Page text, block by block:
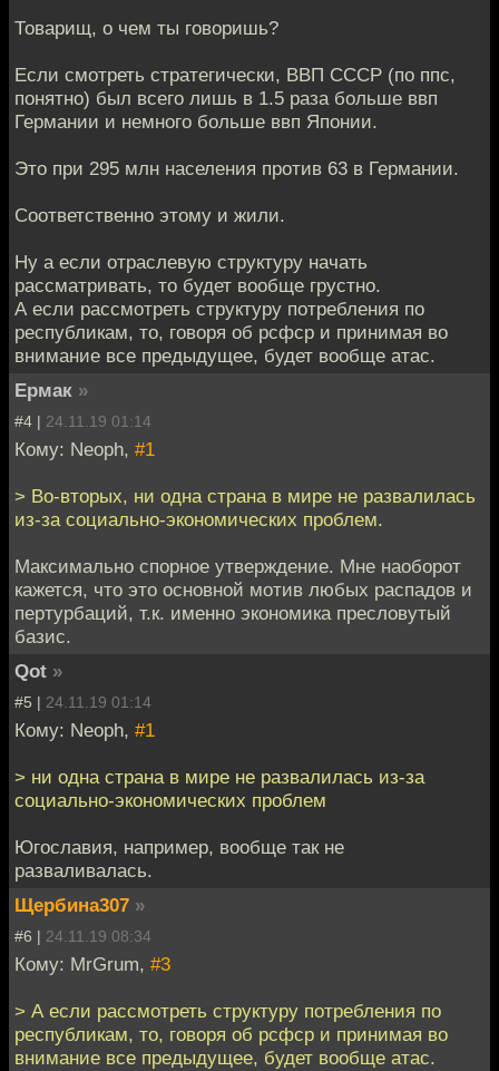
Товарищ, о чем ты говоришь?
Если смотреть стратегически, ВВП СССР (по ппс,
понятно) был всего лишь в 1.5 раза больше ввп
Германии и немного больше ввп Японии.
Это при 295 млн населения против 63 в Германии.
Соответственно этому и жили.
Ну а если отраслевую структуру начать
рассматривать, то будет вообще грустно.
А если рассмотреть структуру потребления по
республикам, то, говоря об рсфср и принимая во
внимание все предыдущее, будет вообще атас.
Ермак »
#4 | 24.11.19 01:14
Кому: Neoph, #1
> Во-вторых, ни одна страна в мире не развалилась
из-за социально-экономических проблем.
Максимально спорное утверждение. Мне наоборот
кажется, что это основной мотив любых распадов и
пертурбаций, т.к. именно экономика пресловутый
базис.
Qot »
#5 | 24.11.19 01:14
Кому: Neoph, #1
> ни одна страна в мире не развалилась из-за
социально-экономических проблем
Югославия, например, вообще так не
разваливалась.
Щербина307 »
#6 | 24.11.19 08:34
Кому: MrGrum, #3
> А если рассмотреть структуру потребления по
республикам, то, говоря об рсфср и принимая во
внимание все предыдущее, будет вообще атас.